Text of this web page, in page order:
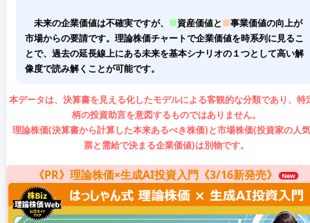
未来の企業価値は不確実ですが、 ■資産価値と■事業価値の向上が
市場からの要請です。理論株価チャートで企業価値を時系列に見るこ
とで、過去の延長線上にある未来を基本シナリオの１つとして高い解
像度で読み解くことが可能です。
本データは、決算書を見える化したモデルによる客観的な分類であり、特
柄の投資助言を意図するものではありません。
理論株価(決算書から計算した本来あるべき株価)と市場株価(投資家の人
票と需給で決まる企業価値)は別物です。
《PR》理論株価×生成AI投資入門《3/16新発売》